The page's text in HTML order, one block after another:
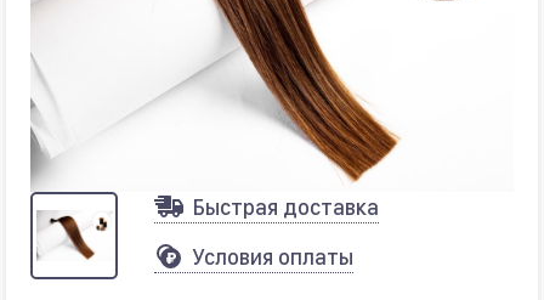
Быстрая доставка
Условия оплаты